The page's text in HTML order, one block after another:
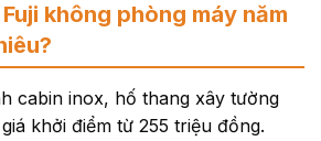
không phòng máy năm
cabin inox, hố thang xây tường
khởi điểm từ 255 triệu đồng.